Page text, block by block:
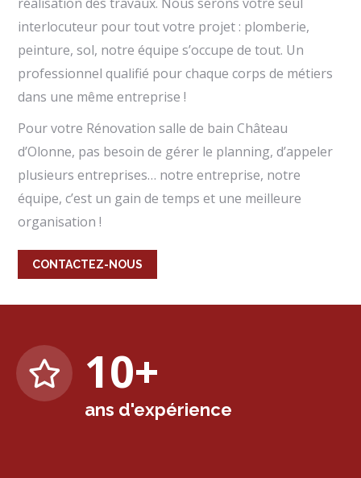
interlocuteur pour tout votre projet : plomberie,
peinture, sol, notre équipe s’occupe de tout. Un
professionnel qualifié pour chaque corps de métiers
dans une même entreprise !
Pour votre Rénovation salle de bain Château
d’Olonne, pas besoin de gérer le planning, d’appeler
plusieurs entreprises… notre entreprise, notre
équipe, c’est un gain de temps et une meilleure
organisation !
CONTACTEZ-NOUS
10+
ans d'expérience